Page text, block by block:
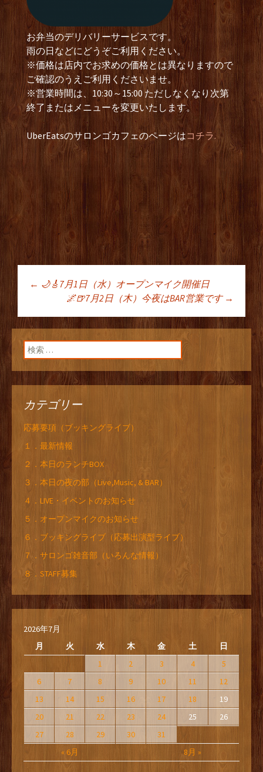
お弁当のデリバリーサービスです。
雨の日などにどうぞご利用ください。
※価格は店内でお求めの価格とは異なりますので
ご確認のうえご利用くださいませ。
※営業時間は、10:30～15:00 ただしなくなり次第
終了またはメニューを変更いたします。
UberEatsのサロンゴカフェのページはコチラ.
投稿ナビゲーショ
ン
← 🌙🎸7月1日（水）オープンマイク開催日
🌌🍺7月2日（木）今夜はBAR営業です →
検索:
カテゴリー
応募要項（ブッキングライブ）
１．最新情報
２．本日のランチBOX
３．本日の夜の部（Live,Music, & BAR）
４．LIVE・イベントのお知らせ
５．オープンマイクのお知らせ
６．ブッキングライブ（応募出演型ライブ）
７．サロンゴ雑音部（いろんな情報）
８．STAFF募集
2026年7月
月
火 水 木 金 土 日
« 6月 8月 »
1 2 3 4
5
6
7 8 9 10 11
12
13
14 15 16 17 18
19
20
21 22 23 24 25
26
27
28 29 30 31